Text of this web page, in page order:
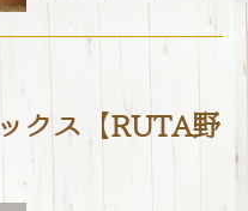
クス【RUTA野